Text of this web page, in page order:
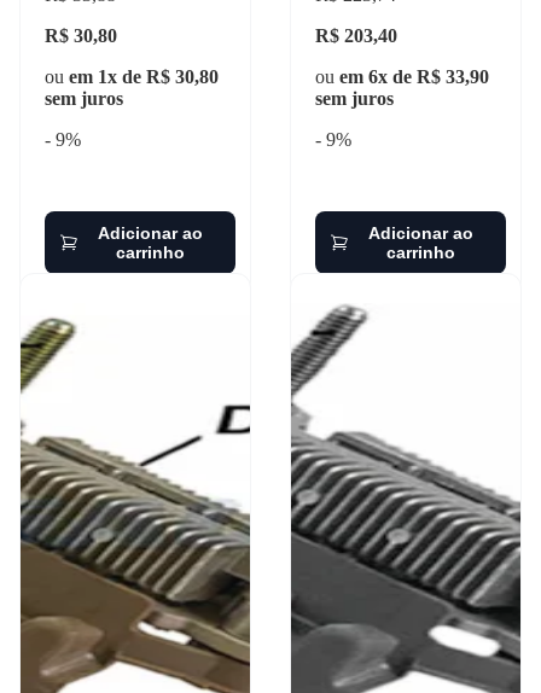
R$ 30,80
ou em 1x de R$ 30,80
sem juros
- 9%
Adicionar ao
carrinho
R$ 203,40
ou em 6x de R$ 33,90
sem juros
- 9%
Adicionar ao
carrinho